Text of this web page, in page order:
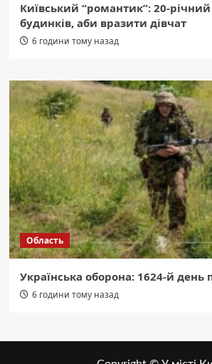
Київський “романтик”: 20-річний
будинків, аби вразити дівчат
6 години тому назад
Область
Українська оборона: 1624-й день
6 години тому назад